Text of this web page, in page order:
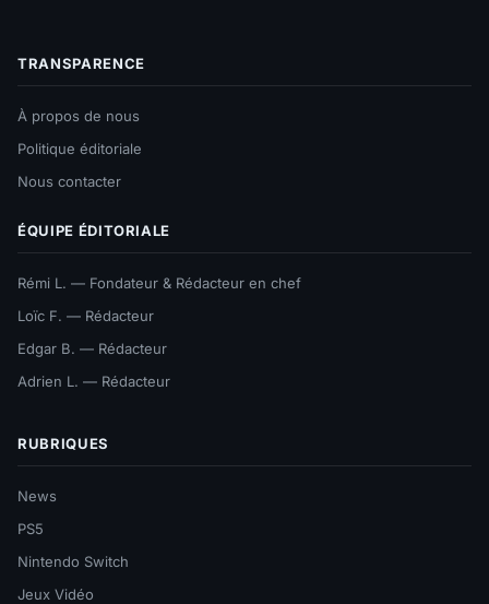
TRANSPARENCE
À propos de nous
Politique éditoriale
Nous contacter
ÉQUIPE ÉDITORIALE
Rémi L. — Fondateur & Rédacteur en chef
Loïc F. — Rédacteur
Edgar B. — Rédacteur
Adrien L. — Rédacteur
RUBRIQUES
News
PS5
Nintendo Switch
Jeux Vidéo